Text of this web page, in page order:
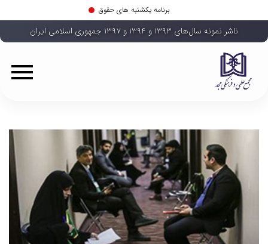
برنامه یکشنبه های حقوق
ناشر نمونه سال‌های ۱۳۹۳ و ۱۳۹۴ و ۱۳۹۷ جمهوری اسلامی ایران